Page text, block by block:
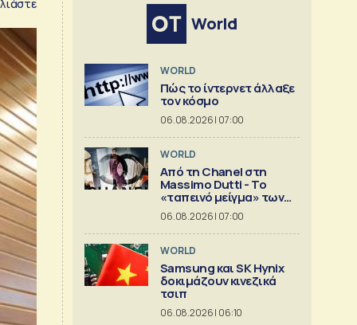
World
WORLD
Πώς το ίντερνετ άλλαξε
τον κόσμο
06.08.2026 | 07:00
WORLD
Από τη Chanel στη
Massimo Dutti - Το
«ταπεινό μείγμα» των
best seller
06.08.2026 | 07:00
WORLD
Samsung και SK Hynix
δοκιμάζουν κινεζικά
τσιπ
06.08.2026 | 06:10